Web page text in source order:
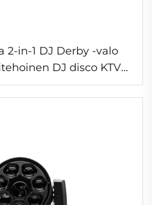
2-in-1 DJ Derby -valo
DJ disco KTV
lavavaikutusvalot